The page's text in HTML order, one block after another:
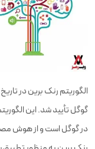
گوگل تأیید شد. این
در گوگل است و از هوش